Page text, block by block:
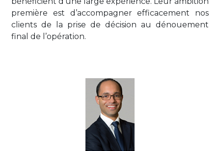
première est d’accompagner efficacement nos
clients de la prise de décision au dénouement
final de l’opération.